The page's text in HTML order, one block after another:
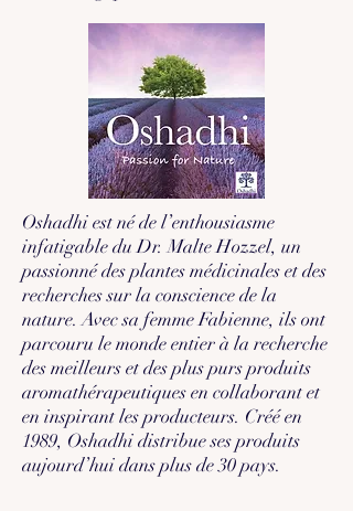
Oshadhi est né de l’enthousiasme
infatigable du Dr. Malte Hozzel, un
passionné des plantes médicinales et des
recherches sur la conscience de la
nature. Avec sa femme Fabienne, ils ont
parcouru le monde entier à la recherche
des meilleurs et des plus purs produits
aromathérapeutiques en collaborant et
en inspirant les producteurs. Créé en
1989, Oshadhi distribue ses produits
aujourd’hui dans plus de 30 pays.